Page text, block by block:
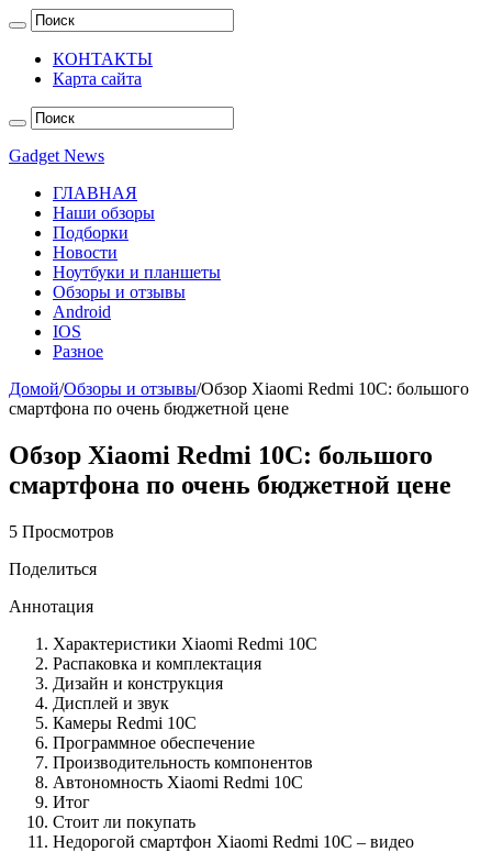
КОНТАКТЫ
Карта сайта
Gadget News
ГЛАВНАЯ
Наши обзоры
Подборки
Новости
Ноутбуки и планшеты
Обзоры и отзывы
Android
IOS
Разное
Домой/Обзоры и отзывы/Обзор Xiaomi Redmi 10C: большого
смартфона по очень бюджетной цене
Обзор Xiaomi Redmi 10C: большого
смартфона по очень бюджетной цене
5 Просмотров
Поделиться
Аннотация
Характеристики Xiaomi Redmi 10C
Распаковка и комплектация
Дизайн и конструкция
Дисплей и звук
Камеры Redmi 10C
Программное обеспечение
Производительность компонентов
Автономность Xiaomi Redmi 10C
Итог
Стоит ли покупать
Недорогой смартфон Xiaomi Redmi 10C – видео